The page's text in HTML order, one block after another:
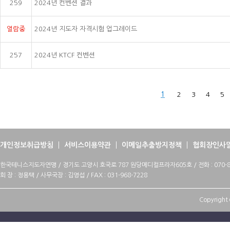
259 2024년 컨벤션 결과
열람중 2024년 지도자 자격시험 업그레이드
257 2024년 KTCF 컨벤션
1 2 3 4 5
개인정보취급방침 서비스이용약관 이메일추출방지정책 협회장인사
한국테니스지도자연맹 / 경기도 고양시 호국로 787 원당메디컬프라자605호 / 전화 :
회 장 : 정용택 / 사무국장 : 김영섭 / FAX : 031-968-7228